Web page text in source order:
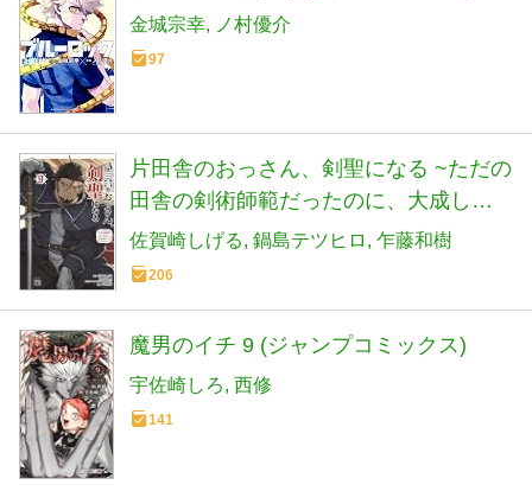
金城宗幸 ノ村優介
97
片田舎のおっさん、剣聖になる ~ただの
田舎の剣術師範だったのに、大成した
弟子たちが俺を放ってくれない件~ 9 (9)
(ヤングチャンピオンコミックス)
佐賀崎しげる 鍋島テツヒロ 乍藤和樹
206
魔男のイチ 9 (ジャンプコミックス)
宇佐崎しろ 西修
141